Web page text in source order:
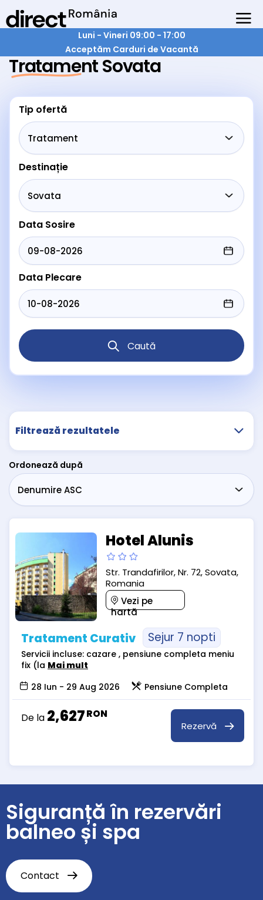
Luni - Vineri 09:00 - 17:00
Acceptăm Carduri de Vacantă
Tratament Sovata
Tip ofertă
Destinație
Data Sosire
Data Plecare
Caută
Filtrează rezultatele
Ordonează după
Hotel Alunis
Str. Trandafirilor, Nr. 72, Sovata,
Romania
Vezi pe
hartă
Tratament Curativ Sejur 7 nopti
Servicii incluse: cazare , pensiune completa meniu
fix (la Mai mult
28 Iun - 29 Aug 2026
Pensiune Completa
De la 2,627RON
Rezervă
Siguranță în rezervări
balneo și spa
Contact